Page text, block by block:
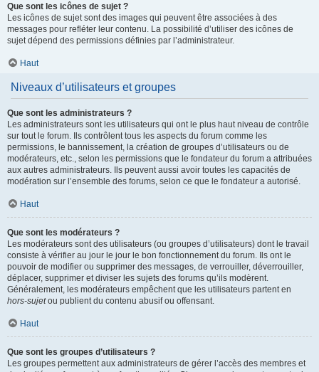
Que sont les icônes de sujet ?
Les icônes de sujet sont des images qui peuvent être associées à des
messages pour refléter leur contenu. La possibilité d’utiliser des icônes de
sujet dépend des permissions définies par l’administrateur.
Haut
Niveaux d’utilisateurs et groupes
Que sont les administrateurs ?
Les administrateurs sont les utilisateurs qui ont le plus haut niveau de contrôle
sur tout le forum. Ils contrôlent tous les aspects du forum comme les
permissions, le bannissement, la création de groupes d’utilisateurs ou de
modérateurs, etc., selon les permissions que le fondateur du forum a attribuées
aux autres administrateurs. Ils peuvent aussi avoir toutes les capacités de
modération sur l’ensemble des forums, selon ce que le fondateur a autorisé.
Haut
Que sont les modérateurs ?
Les modérateurs sont des utilisateurs (ou groupes d’utilisateurs) dont le travail
consiste à vérifier au jour le jour le bon fonctionnement du forum. Ils ont le
pouvoir de modifier ou supprimer des messages, de verrouiller, déverrouiller,
déplacer, supprimer et diviser les sujets des forums qu’ils modèrent.
Généralement, les modérateurs empêchent que les utilisateurs partent en
hors-sujetou publient du contenu abusif ou offensant.
Haut
Que sont les groupes d’utilisateurs ?
Les groupes permettent aux administrateurs de gérer l’accès des membres et